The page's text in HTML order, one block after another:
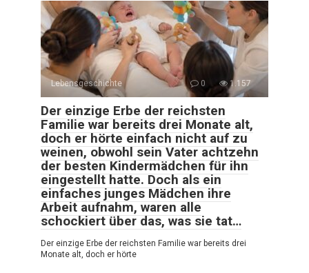
Lebensgeschichte 0 1.157
Der einzige Erbe der reichsten
Familie war bereits drei Monate alt,
doch er hörte einfach nicht auf zu
weinen, obwohl sein Vater achtzehn
der besten Kindermädchen für ihn
eingestellt hatte. Doch als ein
einfaches junges Mädchen ihre
Arbeit aufnahm, waren alle
schockiert über das, was sie tat…
Der einzige Erbe der reichsten Familie war bereits drei
Monate alt, doch er hörte